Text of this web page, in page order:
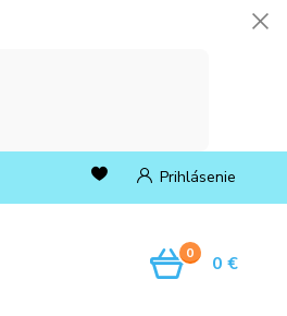
Prihlásenie
0 0 €